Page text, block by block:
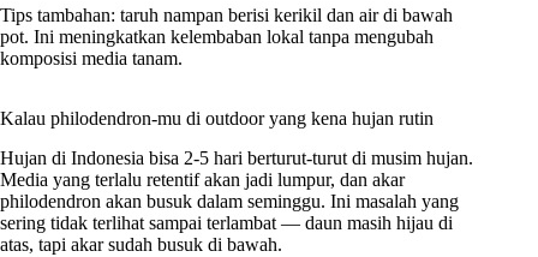
Tips tambahan: taruh nampan berisi kerikil dan air di bawah
pot. Ini meningkatkan kelembaban lokal tanpa mengubah
komposisi media tanam.
Kalau philodendron-mu di outdoor yang kena hujan rutin
Hujan di Indonesia bisa 2-5 hari berturut-turut di musim hujan.
Media yang terlalu retentif akan jadi lumpur, dan akar
philodendron akan busuk dalam seminggu. Ini masalah yang
sering tidak terlihat sampai terlambat — daun masih hijau di
atas, tapi akar sudah busuk di bawah.